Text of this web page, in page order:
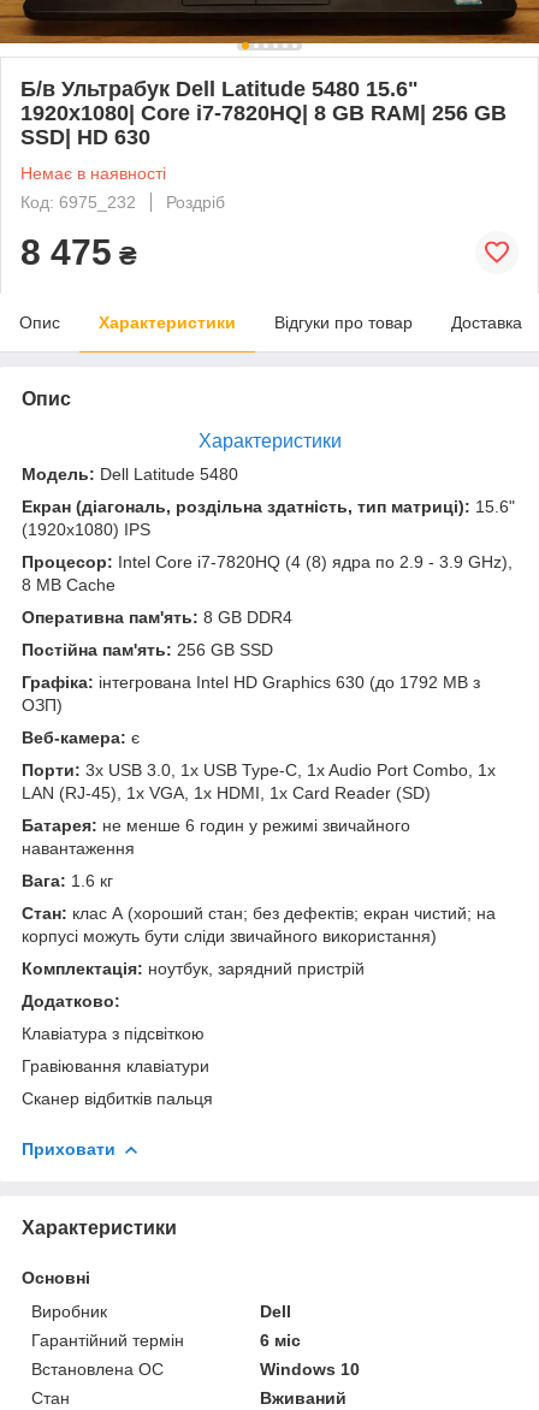
Б/в Ультрабук Dell Latitude 5480 15.6"
1920x1080| Core i7-7820HQ| 8 GB RAM| 256 GB
SSD| HD 630
Немає в наявності
Код: 6975_232
Роздріб
8 475 ₴
Опис Характеристики Відгуки про товар Доставка
Опис
Характеристики
Модель: Dell Latitude 5480
Екран (діагональ, роздільна здатність, тип матриці): 15.6"
(1920x1080) IPS
Процесор: Intel Core i7-7820HQ (4 (8) ядра по 2.9 - 3.9 GHz),
8 MB Cache
Оперативна пам'ять: 8 GB DDR4
Постійна пам'ять: 256 GB SSD
Графіка: інтегрована Intel HD Graphics 630 (до 1792 MB з
ОЗП)
Веб-камера: є
Порти: 3x USB 3.0, 1x USB Type-C, 1x Audio Port Combo, 1x
LAN (RJ-45), 1x VGA, 1x HDMI, 1x Card Reader (SD)
Батарея: не менше 6 годин у режимі звичайного
навантаження
Вага: 1.6 кг
Стан: клас А (хороший стан; без дефектів; екран чистий; на
корпусі можуть бути сліди звичайного використання)
Комплектація: ноутбук, зарядний пристрій
Додатково:
Клавіатура з підсвіткою
Гравіювання клавіатури
Сканер відбитків пальця
Приховати
Характеристики
Основні
Виробник
Dell
Гарантійний термін
6 міс
Встановлена ОС
Windows 10
Стан
Вживаний